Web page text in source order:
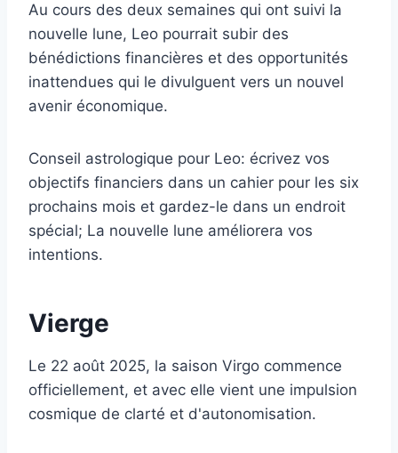
Au cours des deux semaines qui ont suivi la
nouvelle lune, Leo pourrait subir des
bénédictions financières et des opportunités
inattendues qui le divulguent vers un nouvel
avenir économique.
Conseil astrologique pour Leo: écrivez vos
objectifs financiers dans un cahier pour les six
prochains mois et gardez-le dans un endroit
spécial; La nouvelle lune améliorera vos
intentions.
Vierge
Le 22 août 2025, la saison Virgo commence
officiellement, et avec elle vient une impulsion
cosmique de clarté et d'autonomisation.